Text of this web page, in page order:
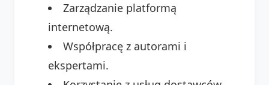
Zarządzanie platformą
internetową.
Współpracę z autorami i
ekspertami.